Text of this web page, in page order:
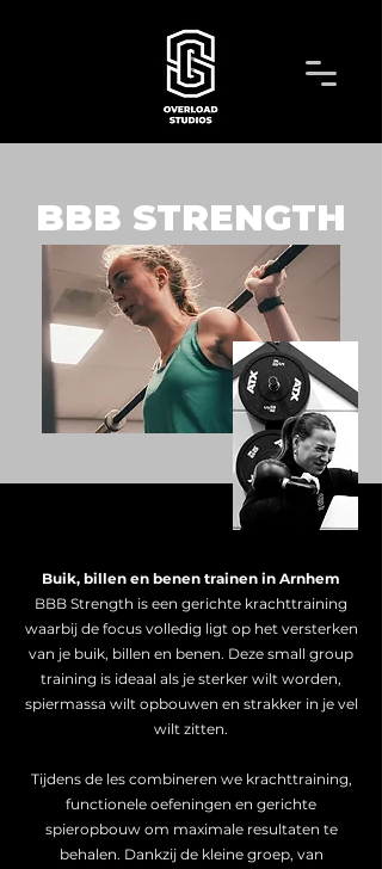
BBB STRENGTH
Buik, billen en benen trainen in Arnhem
BBB Strength is een gerichte krachttraining
waarbij de focus volledig ligt op het versterken
van je buik, billen en benen. Deze small group
training is ideaal als je sterker wilt worden,
spiermassa wilt opbouwen en strakker in je vel
wilt zitten.
Tijdens de les combineren we krachttraining,
functionele oefeningen en gerichte
spieropbouw om maximale resultaten te
behalen. Dankzij de kleine groep, van